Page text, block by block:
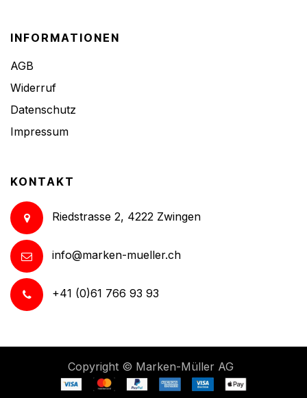
INFORMATIONEN
AGB
Widerruf
Datenschutz
Impressum
KONTAKT
Riedstrasse 2, 4222 Zwingen
info@marken-mueller.ch
+41 (0)61 766 93 93
Copyright © Marken-Müller AG